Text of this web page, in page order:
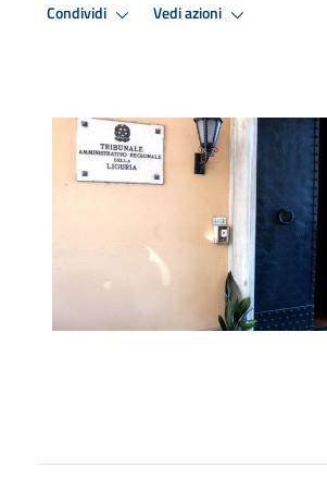
Condividi Vedi azioni